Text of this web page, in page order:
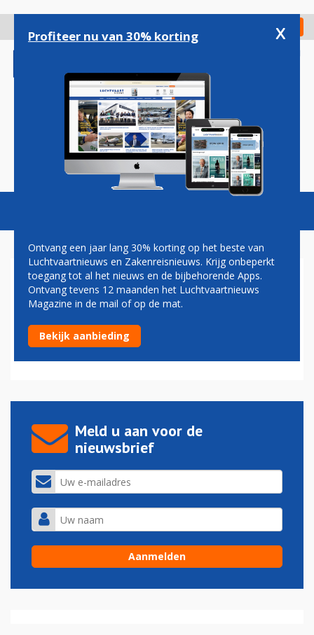
gaan
Check in
Magazine Podcasts Vacatures
TENT
Schiphol haalt tent voor wachtrijen in buitenlucht weg
29-09-2023 - 14:58
Meld u aan voor de
nieuwsbrief
Profiteer nu van 30% korting x
Ontvang een jaar lang 30% korting op het beste van
Luchtvaartnieuws en Zakenreisnieuws. Krijg onbeperkt
toegang tot al het nieuws en de bijbehorende Apps.
Ontvang tevens 12 maanden het Luchtvaartnieuws
Magazine in de mail of op de mat.
Bekijk aanbieding